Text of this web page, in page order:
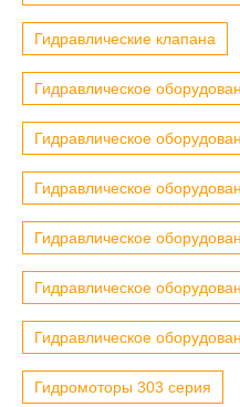
Гидравлические клапана
Гидравлическое
Гидравлическое
Гидравлическое
Гидравлическое
Гидравлическое
Гидравлическое
Гидромоторы 303 серия